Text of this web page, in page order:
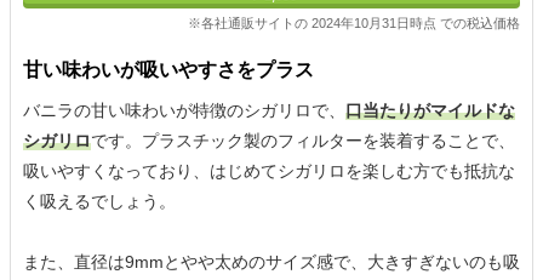
※各社通販サイトの 2024年10月31日時点 での税込価格
甘い味わいが吸いやすさをプラス
バニラの甘い味わいが特徴のシガリロで、 口当たりがマイルドな
シガリロです。プラスチック製のフィルターを装着することで、
吸いやすくなっており、はじめてシガリロを楽しむ方でも抵抗な
く吸えるでしょう。
また、直径は9mmとやや太めのサイズ感で、大きすぎないのも吸